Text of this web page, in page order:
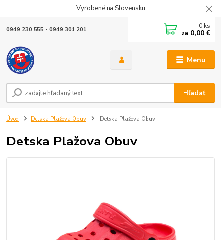
Vyrobené na Slovensku
Menu
Hľadať
0949 230 555 - 0949 301 201 0 ks
za 0,00 €
Úvod Detska Plažova Obuv Detska Plažova Obuv
Detska Plažova Obuv